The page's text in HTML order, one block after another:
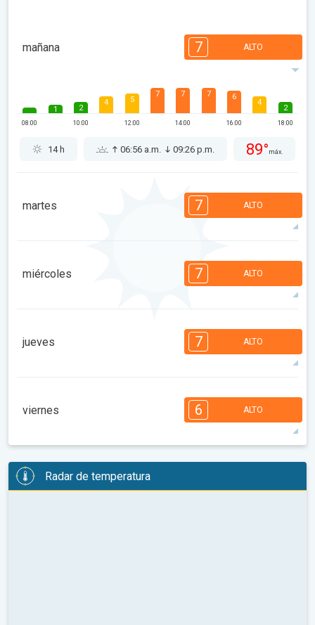
mañana 7 ALTO
08:00
1 2
10:00
4 5
12:00
7 7
14:00
7 6
16:00
4
2
18:00
14 h 06:56 a.m. 09:26 p.m. 89° máx.
martes 7 ALTO
1
14:00
4
13 h 06:57 a.m. 09:24 p.m. 96°máx.
miércoles 7 ALTO
08:00 14:00
4
13 h 06:58 a.m. 09:22 p.m. 99°máx.
jueves 7 ALTO
14:00
3
13 h 07:00 a.m. 09:21 p.m. 101°máx.
viernes 6 ALTO
1
08:00
3 4 3
Radar de temperatura